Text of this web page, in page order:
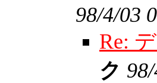
98/4/03
Re:
ク